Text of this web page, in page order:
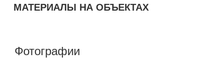
МАТЕРИАЛЫ НА ОБЪЕКТАХ
Фотографии